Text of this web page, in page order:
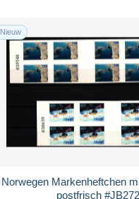
Nieuw
Norwegen Markenheftchen
postfrisch #JB272